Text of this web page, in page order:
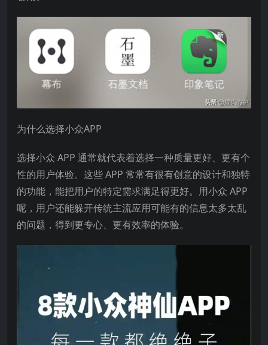
为什么选择小众APP
选择小众 APP 通常就代表着选择一种质量更好、更有个
性的用户体验。这些 APP 常常有很有创意的设计和独特
的功能，能把用户的特定需求满足得更好。用小众 APP
呢，用户还能躲开传统主流应用可能有的信息太多太乱
的问题，得到更专心、更有效率的体验。